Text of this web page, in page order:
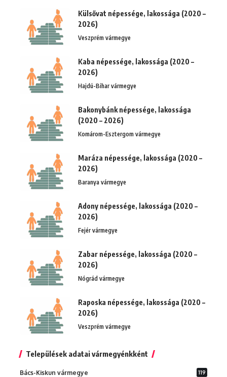
Külsővat népessége, lakossága (2020 –
2026)
Veszprém vármegye
Kaba népessége, lakossága (2020 –
2026)
Hajdú-Bihar vármegye
Bakonybánk népessége, lakossága
(2020 – 2026)
Komárom-Esztergom vármegye
Maráza népessége, lakossága (2020 –
2026)
Baranya vármegye
Adony népessége, lakossága (2020 –
2026)
Fejér vármegye
Zabar népessége, lakossága (2020 –
2026)
Nógrád vármegye
Raposka népessége, lakossága (2020 –
2026)
Veszprém vármegye
Települések adatai vármegyénkként
Bács-Kiskun vármegye 119